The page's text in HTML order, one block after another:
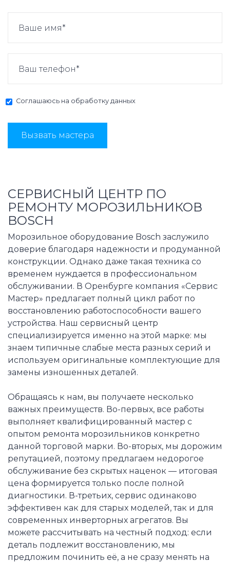
Соглашаюсь на обработку данных
Вызвать мастера
СЕРВИСНЫЙ ЦЕНТР ПО
РЕМОНТУ МОРОЗИЛЬНИКОВ
BOSCH
Морозильное оборудование Bosch заслужило
доверие благодаря надежности и продуманной
конструкции. Однако даже такая техника со
временем нуждается в профессиональном
обслуживании. В Оренбурге компания «Сервис
Мастер» предлагает полный цикл работ по
восстановлению работоспособности вашего
устройства. Наш сервисный центр
специализируется именно на этой марке: мы
знаем типичные слабые места разных серий и
используем оригинальные комплектующие для
замены изношенных деталей.
Обращаясь к нам, вы получаете несколько
важных преимуществ. Во-первых, все работы
выполняет квалифицированный мастер с
опытом ремонта морозильников конкретно
данной торговой марки. Во-вторых, мы дорожим
репутацией, поэтому предлагаем недорогое
обслуживание без скрытых наценок — итоговая
цена формируется только после полной
диагностики. В-третьих, сервис одинаково
эффективен как для старых моделей, так и для
современных инверторных агрегатов. Вы
можете рассчитывать на честный подход: если
деталь подлежит восстановлению, мы
предложим починить её, а не сразу менять на